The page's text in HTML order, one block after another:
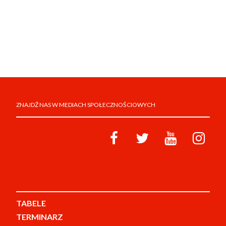
ZNAJDŹ NAS W MEDIACH SPOŁECZNOŚCIOWYCH
TABELE
TERMINARZ